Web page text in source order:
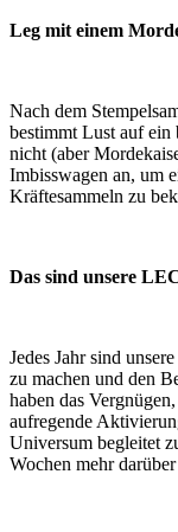
Leg mit einem
Nach dem
bestimmt Lust auf ein
nicht (aber
Imbisswagen an, um
Kräftesammeln zu
Das sind unsere
Jedes Jahr sind
zu machen und den
haben das
aufregende
Universum begleitet
Wochen mehr